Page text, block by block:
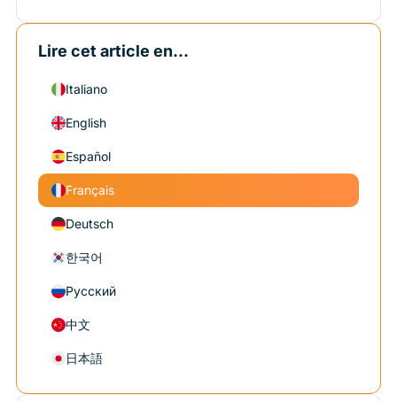
Lire cet article en...
Italiano
English
Español
Français
Deutsch
한국어
Русский
中文
日本語